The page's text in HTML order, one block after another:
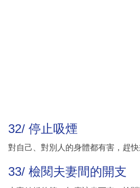
32/ 停止吸煙
對自己、對別人的身體都有害，趕快
33/ 檢閱夫妻間的開支